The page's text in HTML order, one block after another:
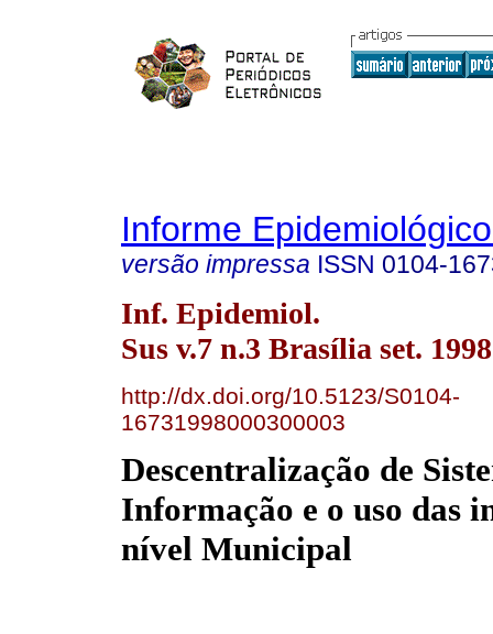
Informe
versão impressa ISSN 0104-
Inf. Epidemiol.
Sus v.7 n.3 Brasília set. 1998
http://dx.doi.org/10.5123/S0104-
16731998000300003
Descentralização de
Informação e o uso das
nível Municipal